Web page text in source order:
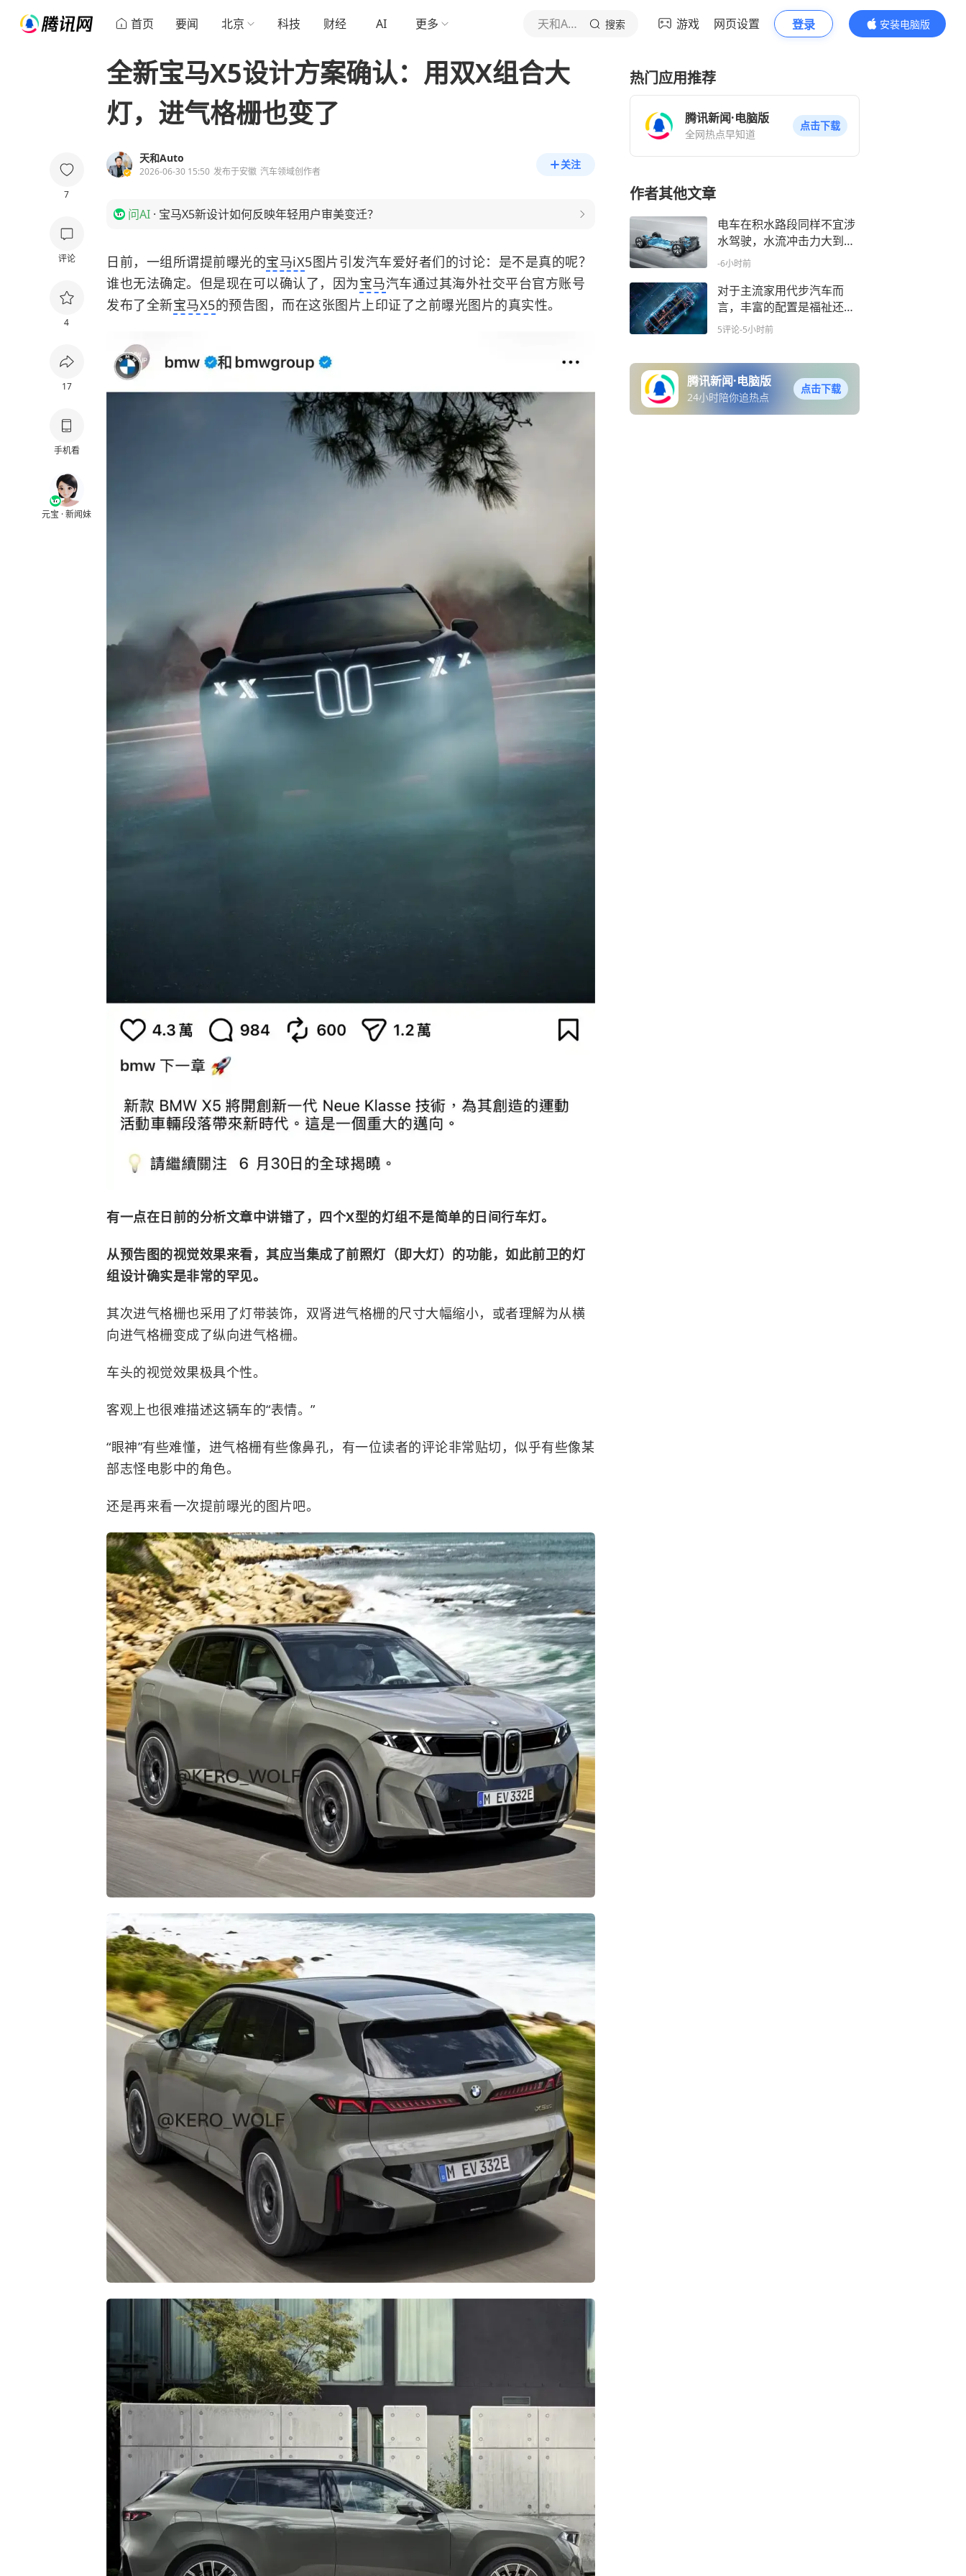
首页 要闻 北京 科技 财经 AI 更多 天和Auto 搜索 游戏 网页设置 登录
安装电脑版
内容更精彩
7
评论
4
17
手机看
元宝 · 新闻妹
全新宝马X5设计方案确认：用双X组合大
灯，进气格栅也变了
天和Auto
2026-06-30 15:50 发布于安徽 汽车领域创作者
关注
问AI · 宝马X5新设计如何反映年轻用户审美变迁？
日前，一组所谓提前曝光的宝马iX5图片引发汽车爱好者们的讨论：是不是真的呢？
谁也无法确定。但是现在可以确认了，因为宝马汽车通过其海外社交平台官方账号
发布了全新宝马X5的预告图，而在这张图片上印证了之前曝光图片的真实性。
有一点在日前的分析文章中讲错了，四个X型的灯组不是简单的日间行车灯。
从预告图的视觉效果来看，其应当集成了前照灯（即大灯）的功能，如此前卫的灯
组设计确实是非常的罕见。
其次进气格栅也采用了灯带装饰，双肾进气格栅的尺寸大幅缩小，或者理解为从横
向进气格栅变成了纵向进气格栅。
车头的视觉效果极具个性。
客观上也很难描述这辆车的“表情。”
“眼神”有些难懂，进气格栅有些像鼻孔，有一位读者的评论非常贴切，似乎有些像某
部志怪电影中的角色。
还是再来看一次提前曝光的图片吧。
热门应用推荐
腾讯新闻·电脑版
全网热点早知道
点击下载
作者其他文章
电车在积水路段同样不宜涉
水驾驶，水流冲击力大到远
超过防水性能
-6小时前
对于主流家用代步汽车而
言，丰富的配置是福祉还是
麻烦？
5评论-5小时前
腾讯新闻·电脑版
24小时陪你追热点
点击下载